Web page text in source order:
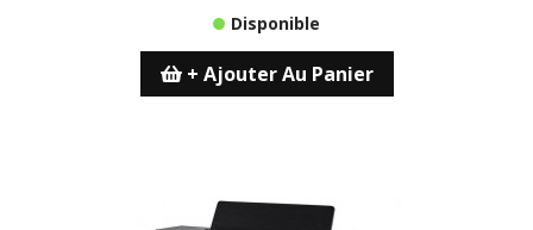
Disponible
+ Ajouter Au Panier